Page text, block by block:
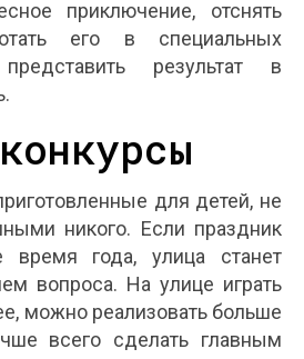
приключение, отснять
его в специальных
результат в
для детей, не
никого. Если праздник
время года, улица станет
вопроса. На улице играть
можно реализовать больше
всего сделать главным